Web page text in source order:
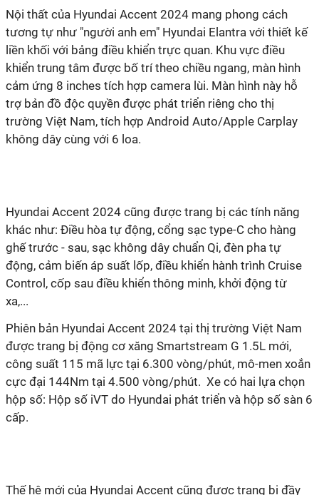
Nội thất của Hyundai Accent 2024 mang phong cách
tương tự như "người anh em" Hyundai Elantra với thiết kế
liền khối với bảng điều khiển trực quan. Khu vực điều
khiển trung tâm được bố trí theo chiều ngang, màn hình
cảm ứng 8 inches tích hợp camera lùi. Màn hình này hỗ
trợ bản đồ độc quyền được phát triển riêng cho thị
trường Việt Nam, tích hợp Android Auto/Apple Carplay
không dây cùng với 6 loa.
Hyundai Accent 2024 cũng được trang bị các tính năng
khác như: Điều hòa tự động, cổng sạc type-C cho hàng
ghế trước - sau, sạc không dây chuẩn Qi, đèn pha tự
động, cảm biến áp suất lốp, điều khiển hành trình Cruise
Control, cốp sau điều khiển thông minh, khởi động từ
xa,...
Phiên bản Hyundai Accent 2024 tại thị trường Việt Nam
được trang bị động cơ xăng Smartstream G 1.5L mới,
công suất 115 mã lực tại 6.300 vòng/phút, mô-men xoắn
cực đại 144Nm tại 4.500 vòng/phút. Xe có hai lựa chọn
hộp số: Hộp số iVT do Hyundai phát triển và hộp số sàn 6
cấp.
Thế hệ mới của Hyundai Accent cũng được trang bị đầy